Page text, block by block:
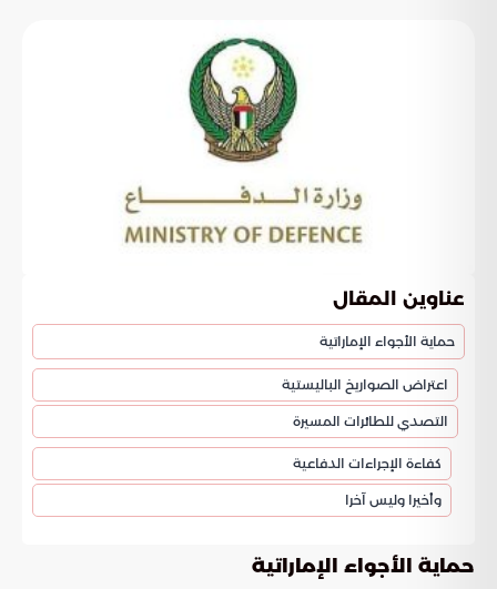
عناوين المقال
حماية الأجواء الإماراتية
اعتراض الصواريخ الباليستية
التصدي للطائرات المسيرة
كفاءة الإجراءات الدفاعية
وأخيرا وليس آخرا
حماية الأجواء الإماراتية